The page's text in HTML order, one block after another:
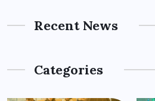
Recent News
Categories